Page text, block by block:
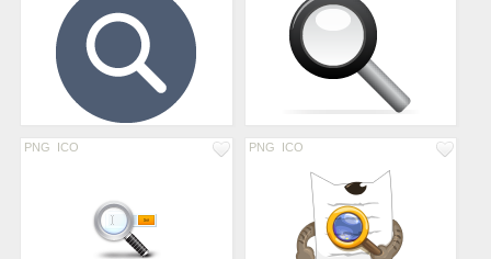
PNG ICO PNG ICO